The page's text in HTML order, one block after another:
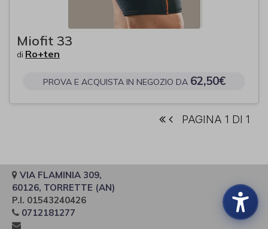
Miofit 33
di Ro+ten
PROVA E ACQUISTA IN NEGOZIO DA 62,50€
PAGINA 1 DI 1
VIA FLAMINIA 309,
60126, TORRETTE (AN)
P.I. 01543240426
0712181277